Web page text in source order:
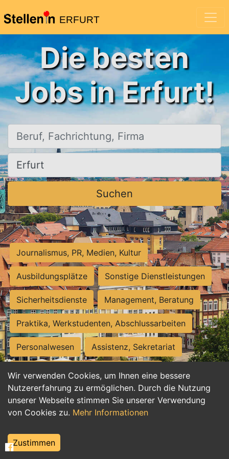
ERFURT
Wir verwenden Cookies, um Ihnen eine bessere
Nutzererfahrung zu ermöglichen. Durch die Nutzung
unserer Webseite stimmen Sie unserer Verwendung
von Cookies zu. Mehr Informationen
Zustimmen
Die besten
Jobs in Erfurt!
Beruf, Fachrichtung, Firma
Ort, Stadt
Suchen
Journalismus, PR, Medien, Kultur
Ausbildungsplätze Sonstige Dienstleistungen
Sicherheitsdienste Management, Beratung
Praktika, Werkstudenten, Abschlussarbeiten
Personalwesen Assistenz, Sekretariat
Hilfskräfte, Aushilfs- und Nebenjobs
Einkauf, Logistik, Materialwirtschaft
Weiterbildung, Studium, duale Ausbildung
Tourismus